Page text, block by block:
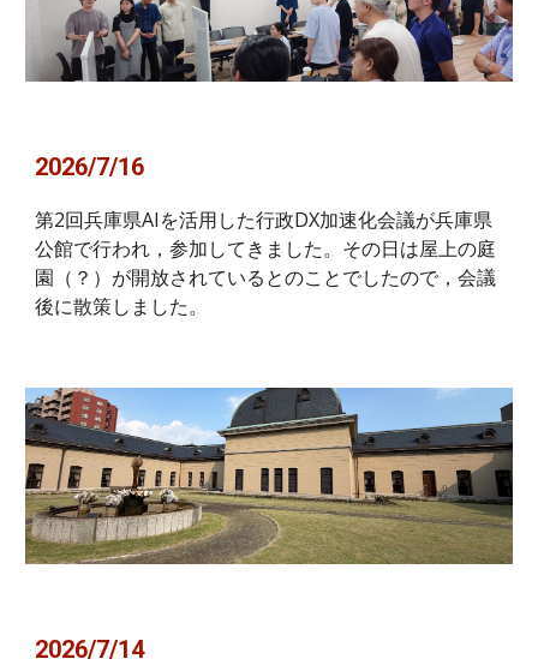
2026/7/16
第2回兵庫県AIを活用した行政DX加速化会議が兵庫県
公館で行われ，参加してきました。その日は屋上の庭
園（？）が開放されているとのことでしたので，会議
後に散策しました。
2026/7/14